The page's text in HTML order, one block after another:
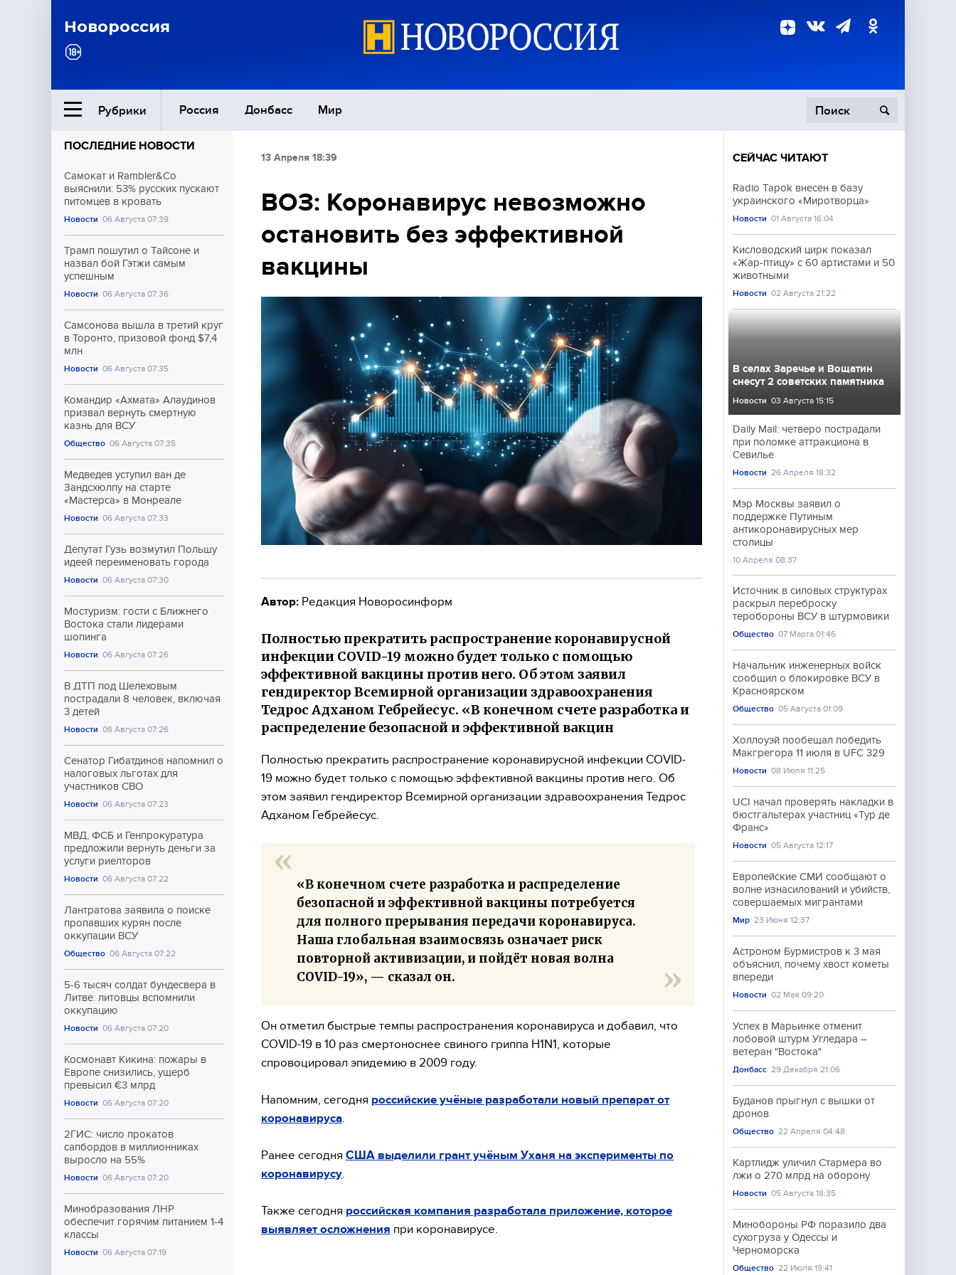
Новороссия
Рубрики Россия Донбасс Мир
Ближний Восток
Общество
Экономика
Происшествия
Культура
ПОСЛЕДНИЕ НОВОСТИ
Самокат и Rambler&Co
выяснили: 53% русских пускают
питомцев в кровать
Новости 06 Августа 07:39
Трамп пошутил о Тайсоне и
назвал бой Гэтжи самым
успешным
Новости 06 Августа 07:36
Самсонова вышла в третий круг
в Торонто, призовой фонд $7,4
млн
Новости 06 Августа 07:35
Командир «Ахмата» Алаудинов
призвал вернуть смертную
казнь для ВСУ
Общество 06 Августа 07:35
Медведев уступил ван де
Зандсхюлпу на старте
«Мастерса» в Монреале
Новости 06 Августа 07:33
Депутат Гузь возмутил Польшу
идеей переименовать города
Новости 06 Августа 07:30
Мостуризм: гости с Ближнего
Востока стали лидерами
шопинга
Новости 06 Августа 07:26
В ДТП под Шелеховым
пострадали 8 человек, включая
3 детей
Новости 06 Августа 07:26
Сенатор Гибатдинов напомнил о
налоговых льготах для
участников СВО
Новости 06 Августа 07:23
МВД, ФСБ и Генпрокуратура
предложили вернуть деньги за
услуги риелторов
Новости 06 Августа 07:22
Лантратова заявила о поиске
пропавших курян после
оккупации ВСУ
Общество 06 Августа 07:22
5-6 тысяч солдат бундесвера в
Литве: литовцы вспомнили
оккупацию
Новости 06 Августа 07:20
Космонавт Кикина: пожары в
Европе снизились, ущерб
превысил €3 млрд
Новости 06 Августа 07:20
2ГИС: число прокатов
сапбордов в миллионниках
выросло на 55%
Новости 06 Августа 07:20
Минобразования ЛНР
обеспечит горячим питанием 1-4
классы
Новости 06 Августа 07:19
13 Апреля 18:39
ВОЗ: Коронавирус невозможно
остановить без эффективной
вакцины
Автор: Редакция Новоросинформ
Полностью прекратить распространение коронавирусной
инфекции COVID-19 можно будет только с помощью
эффективной вакцины против него. Об этом заявил
гендиректор Всемирной организации здравоохранения
Тедрос Адханом Гебрейесус. «В конечном счете разработка и
распределение безопасной и эффективной вакцин
Полностью прекратить распространение коронавирусной инфекции COVID-
19 можно будет только с помощью эффективной вакцины против него. Об
этом заявил гендиректор Всемирной организации здравоохранения Тедрос
Адханом Гебрейесус.
«В конечном счете разработка и распределение
безопасной и эффективной вакцины потребуется
для полного прерывания передачи коронавируса.
Наша глобальная взаимосвязь означает риск
повторной активизации, и пойдёт новая волна
COVID-19», — сказал он.
Он отметил быстрые темпы распространения коронавируса и добавил, что
COVID-19 в 10 раз смертоноснее свиного гриппа H1N1, которые
спровоцировал эпидемию в 2009 году.
Напомним, сегодня российские учёные разработали новый препарат от
коронавируса
Ранее сегодня США выделили грант учёным Уханя на эксперименты по
коронавирусу
Также сегодня российская компания разработала приложение, которое
выявляет осложнения при коронавирусе.
СЕЙЧАС ЧИТАЮТ
Radio Tapok внесен в базу
украинского «Миротворца»
Новости 01 Августа 16:04
Кисловодский цирк показал
«Жар-птицу» с 60 артистами и 50
животными
Новости 02 Августа 21:22
В селах Заречье и Вощатин
снесут 2 советских памятника
Новости 03 Августа 15:15
Daily Mail: четверо пострадали
при поломке аттракциона в
Севилье
Новости 26 Апреля 18:32
Мэр Москвы заявил о
поддержке Путиным
антикоронавирусных мер
столицы
10 Апреля 08:37
Источник в силовых структурах
раскрыл переброску
теробороны ВСУ в штурмовики
Общество 07 Марта 01:46
Начальник инженерных войск
сообщил о блокировке ВСУ в
Красноярском
Общество 05 Августа 01:09
Холлоуэй пообещал победить
Макгрегора 11 июля в UFC 329
Новости 08 Июля 11:25
UCI начал проверять накладки в
бюстгальтерах участниц «Тур де
Франс»
Новости 05 Августа 12:17
Европейские СМИ сообщают о
волне изнасилований и убийств,
совершаемых мигрантами
Мир 23 Июня 12:37
Астроном Бурмистров к 3 мая
объяснил, почему хвост кометы
впереди
Новости 02 Мая 09:20
Успех в Марьинке отменит
лобовой штурм Угледара –
ветеран "Востока"
Донбасс 29 Декабря 21:06
Буданов прыгнул с вышки от
дронов
Общество 22 Апреля 04:48
Картлидж уличил Стармера во
лжи о 270 млрд на оборону
Новости 05 Августа 18:35
Минобороны РФ поразило два
сухогруза у Одессы и
Черноморска
Общество 22 Июля 19:41